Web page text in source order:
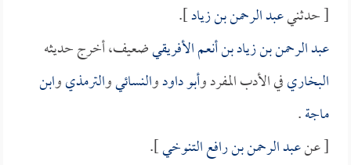
[ حدثنيعبد الرحمن بن زياد].
عبد الرحمن بن زياد بن أنعم الأفريقيضعيف، أخرج حديثه
البخاريفي الأدب المفرد وأبو داودوالنسائيوالترمذيوابن
ماجة.
[ عنعبد الرحمن بن رافع التنوخي].